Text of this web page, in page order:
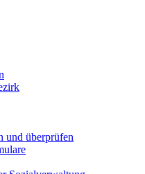
und überprüfen